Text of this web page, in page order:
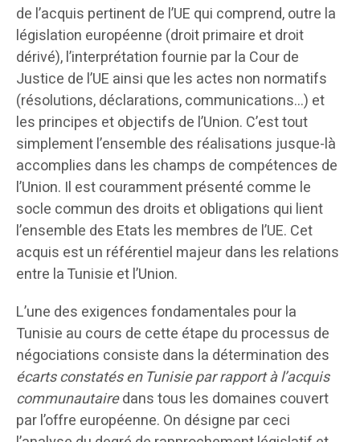
de l’acquis pertinent de l’UE qui comprend, outre la
législation européenne (droit primaire et droit
dérivé), l’interprétation fournie par la Cour de
Justice de l’UE ainsi que les actes non normatifs
(résolutions, déclarations, communications…) et
les principes et objectifs de l’Union. C’est tout
simplement l’ensemble des réalisations jusque-là
accomplies dans les champs de compétences de
l’Union. Il est couramment présenté comme le
socle commun des droits et obligations qui lient
l’ensemble des Etats les membres de l’UE. Cet
acquis est un référentiel majeur dans les relations
entre la Tunisie et l’Union.
L’une des exigences fondamentales pour la
Tunisie au cours de cette étape du processus de
négociations consiste dans la détermination des
écarts constatés en Tunisie par rapport à l’acquis
communautairedans tous les domaines couvert
par l’offre européenne. On désigne par ceci